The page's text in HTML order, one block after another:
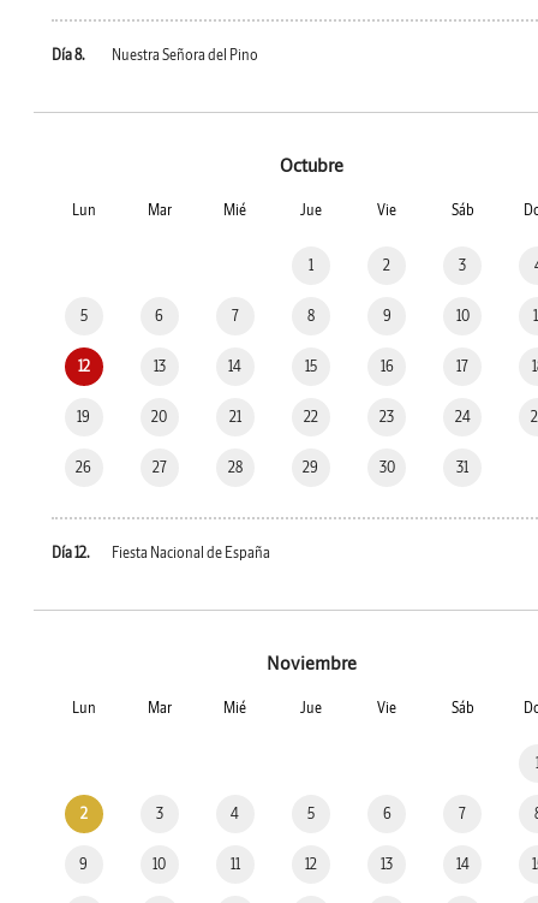
Día 8. Nuestra Señora del Pino
Octubre
Lun Mar Mié Jue Vie Sáb
1 2 3
5 6 7 8 9 10
12 13 14 15 16 17
19 20 21 22 23 24
26 27 28 29 30 31
Día 12. Fiesta Nacional de España
Noviembre
Lun Mar Mié Jue Vie Sáb
2 3 4 5 6 7
9 10 11 12 13 14